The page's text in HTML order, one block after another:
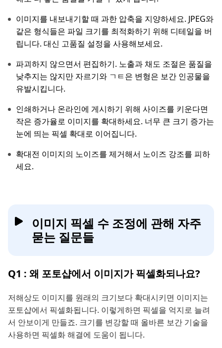
이미지를 내보내기할 때 과한 압축을 지양하세요. JPEG와
같은 형식들은 파일 크기를 최적화하기 위해 디테일을 버
립니다. 대신 고품질 설정을 사용해보세요.
파괴하지 않으면서 편집하기. 노출과 채도 조절은 품질을
낮추지는 않지만 자르기와 ㄱㅌ은 변형은 보간 인공물을
유발시킵니다.
인쇄하거나 온라인에 게시하기 위해 사이즈를 키운다면
작은 증가율로 이미지를 확대하세요. 너무 큰 크기 증가는
눈에 띄는 픽셀 확대로 이어집니다.
확대전 이미지의 노이즈를 제거해서 노이즈 강조를 피하
세요.
이미지 픽셀 수 조정에 관해 자주
묻는 질문들
Q1 : 왜 포토샵에서 이미지가 픽셀화되나요?
저해상도 이미지를 원래의 크기보다 확대시키면 이미지는
포토샵에서 픽셀화됩니다. 이렇게하면 픽셀을 억지로 늘려
서 안보이게 만들죠. 크기를 변강할 때 올바른 보간 기술을
사용하면 픽셀화 해결에 도움이 됩니다.